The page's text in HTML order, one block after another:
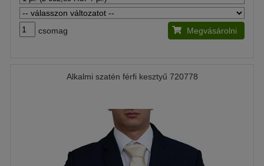
csomag Megvásárolni
Alkalmi szatén férfi kesztyű 720778